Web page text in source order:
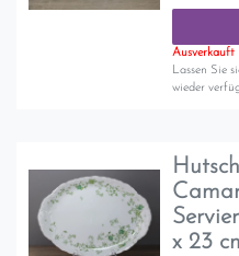
Ausverkauft
Lassen Sie
wieder
x 23